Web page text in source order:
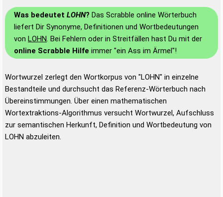
Was bedeutet LOHN? Das Scrabble online Wörterbuch
liefert Dir Synonyme, Definitionen und Wortbedeutungen
von LOHN. Bei Fehlern oder in Streitfällen hast Du mit der
online Scrabble Hilfe immer "ein Ass im Ärmel"!
Wortwurzel zerlegt den Wortkorpus von "LOHN" in einzelne
Bestandteile und durchsucht das Referenz-Wörterbuch nach
Übereinstimmungen. Über einen mathematischen
Wortextraktions-Algorithmus versucht Wortwurzel, Aufschluss
zur semantischen Herkunft, Definition und Wortbedeutung von
LOHN abzuleiten.